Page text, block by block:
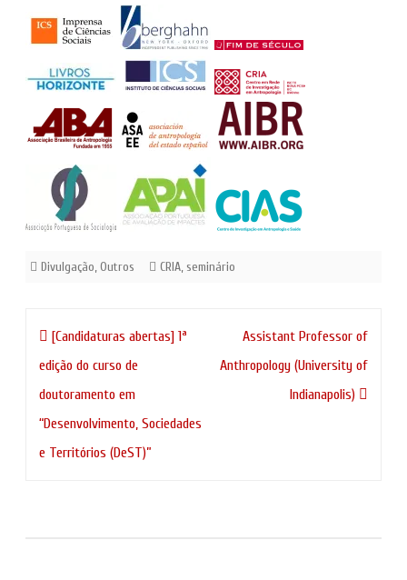
Divulgação,Outros CRIA, seminário
Navegação
de
artigos
[Candidaturas abertas] 1ª
edição do curso de
doutoramento em
“Desenvolvimento, Sociedades
e Territórios (DeST)”
Assistant Professor of
Anthropology (University of
Indianapolis)